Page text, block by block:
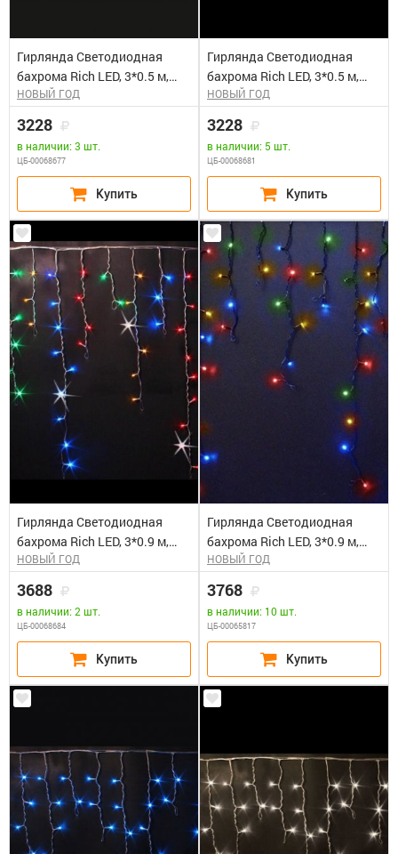
Гирлянда Светодиодная
бахрома Rich LED, 3*0.5 м,
розовая, мерцающая,
прозрачный провод. Блок
питания 65818, 65845
НОВЫЙ ГОД
3228
в наличии: 3 шт.
ЦБ-00068677
Гирлянда Светодиодная
бахрома Rich LED, 3*0.5 м,
фиолетовая, мерцающая,
прозрачный провод. Блок
питания 65818, 65845
НОВЫЙ ГОД
3228
в наличии: 5 шт.
ЦБ-00068681
Гирлянда Светодиодная
бахрома Rich LED, 3*0.9 м,
влагозащищенный колпачок,
мерцающая, мульти, белый
провод. Блок питания 65818,
65845
НОВЫЙ ГОД
3688
в наличии: 2 шт.
ЦБ-00068684
Гирлянда Светодиодная
бахрома Rich LED, 3*0.9 м,
мульти, мерцающая, черный
провод. Блок питания 65818,
65845
НОВЫЙ ГОД
3768
в наличии: 10 шт.
ЦБ-00065817